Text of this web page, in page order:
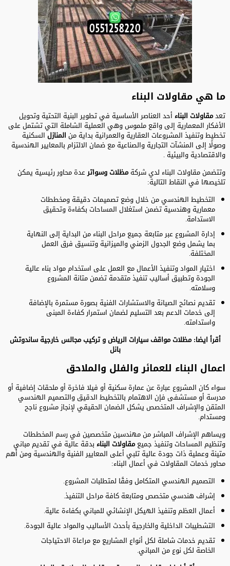
ما هي مقاولات البناء
تعدمقاولات البناء أحد العناصر الأساسية في تطوير البنية التحتية وتحويل
الأفكار المعمارية إلى واقع ملموس وهي العملية الشاملة التي تشتمل على
تخطيط وتنفيذ المشروعات العقارية والعمرانية بداية من المنازلالسكنية
وصولًا إلى المنشآت التجارية والصناعية مع ضمان الالتزام بالمعايير الهندسية
والاقتصادية والبيئية .
وتتضمن مقاولات البناء لدي شركةمظلات وسواترعدة محاور رئيسية يمكن
تلخيصها في النقاط التالية:
التخطيط الهندسي من خلال وضع تصميمات دقيقة ومخططات
معمارية وهندسية تضمن استغلال المساحات بكفاءة وتحقيق
الاستدامة.
إدارة المشروع عبر متابعة جميع مراحل البناء من البداية إلى النهاية
بما يشمل وضع الجدول الزمني والميزانية وتنسيق فرق العمل
المختلفة.
اختيار المواد وتنفيذ الأعمال مع العمل على استخدام مواد بناء عالية
الجودة وتطبيق أساليب تنفيذ متقدمة تضمن متانة المشروع
وسلامته.
تقديم نصائح الصيانة والاستشارات الفنية بصورة مستمرة بالإضافة
إلى خدمات الدعم بعد التسليم لضمان استمرار كفاءة المبنى
واستدامته.
أقرأ ايضا:مظلات مواقف سيارات الرياضوتركيب مجالس خارجية ساندوتش
بانل
اعمال البناء للعمائر والفلل والملاحق
سواء كان المشروع عبارة عن عمارة سكنية أو فيلا فاخرة أو ملحقات إضافية أو
مدرسة أو مستشفى فإن الاهتمام بالتخطيط الدقيق والتصميم الهندسي
المتقن والإشراف المتخصص يشكل الضمان الحقيقي لإنجاز مشروع ناجح
ومستدام.
ويساهم الإشراف المباشر من مهندسين متخصصين في رسم المخططات
وتنظيم المساحات وتنفيذ جميعمقاولات البناء بدقة عالية في تقديم مباني
متينة وعملية ذات جودة عالية تلبي أعلى المعايير الفنية والهندسية ومن أهم
محاور خدمات المقاولات في أعمال البناء:
التصميم الهندسي المتكامل وفقًا لمتطلبات المشروع.
إشراف هندسي متخصص ومتابعة كافة مراحل التنفيذ.
أعمال العظم وتنفيذ الهيكل الإنشائي للمباني بكفاءة عالية.
التشطيبات الداخلية والخارجية بأحدث الأساليب والمواد عالية الجودة.
تقديم خدمات شاملة لكل أنواع المشاريع مع مراعاة الاحتياجات
الخاصة لكل نوع من المباني.